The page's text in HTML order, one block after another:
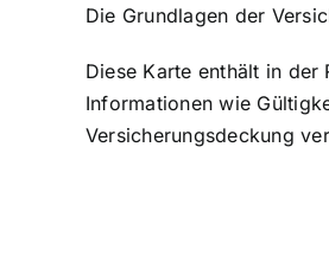
Die Grundlagen der
Diese Karte enthält in der
Informationen wie
Versicherungsdeckung